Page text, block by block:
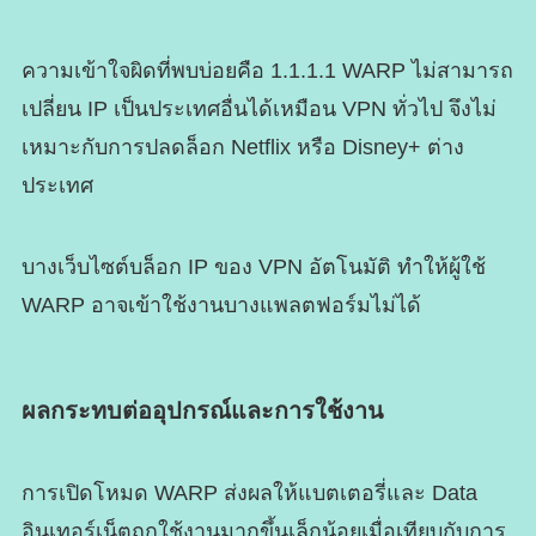
ความเข้าใจผิดที่พบบ่อยคือ 1.1.1.1 WARP ไม่สามารถ
เปลี่ยน IP เป็นประเทศอื่นได้เหมือน VPN ทั่วไป จึงไม่
เหมาะกับการปลดล็อก Netflix หรือ Disney+ ต่าง
ประเทศ
บางเว็บไซต์บล็อก IP ของ VPN อัตโนมัติ ทำให้ผู้ใช้
WARP อาจเข้าใช้งานบางแพลตฟอร์มไม่ได้
ผลกระทบต่ออุปกรณ์และการใช้งาน
การเปิดโหมด WARP ส่งผลให้แบตเตอรี่และ Data